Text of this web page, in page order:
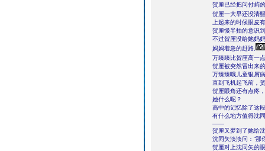
贺厘已经把问付屿
贺厘一大早还没清
上起来的时候眼皮
贺厘慢半拍的意识
不过贺厘没给她妈
妈妈着急的赶路,
万臻臻比贺厘高一
贺厘被突然冒出来
万臻臻哦儿童银屑
直到飞机起飞前，
贺厘眼角还有点疼
她什么呢？
高中的记忆除了这
有什么地方值得沈
——
贺厘又梦到了她给
沈同矢淡淡问：“那
贺厘对上沈同矢的